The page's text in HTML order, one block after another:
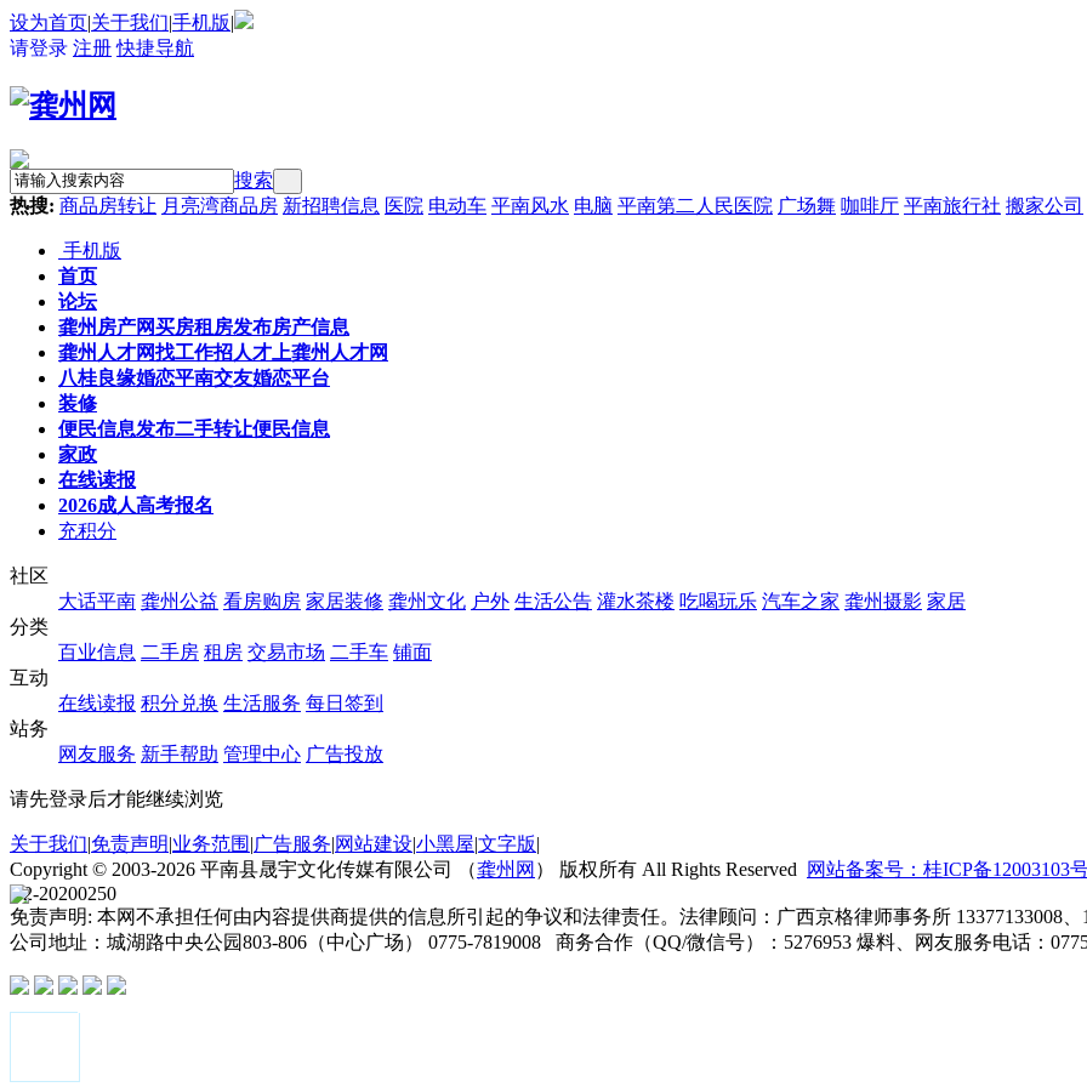
设为首页|关于我们|手机版|
请登录 注册 快捷导航
搜索
热搜: 商品房转让 月亮湾商品房 新招聘信息 医院 电动车 平南风水 电脑 平南第二人民医院 广场舞 咖啡厅 平南旅行社 搬家公司
手机版
首页
论坛
龚州房产网买房租房发布房产信息
龚州人才网找工作招人才上龚州人才网
八桂良缘婚恋平南交友婚恋平台
装修
便民信息发布二手转让便民信息
家政
在线读报
2026成人高考报名
充积分
社区
大话平南 龚州公益 看房购房 家居装修 龚州文化 户外 生活公告 灌水茶楼 吃喝玩乐 汽车之家 龚州摄影 家居
分类
百业信息 二手房 租房 交易市场 二手车 铺面
互动
在线读报 积分兑换 生活服务 每日签到
站务
网友服务 新手帮助 管理中心 广告投放
请先登录后才能继续浏览
关于我们|免责声明|业务范围 |广告服务|网站建设|小黑屋|文字版|
Copyright © 2003-2026 平南县晟宇文化传媒有限公司 （龚州网 ） 版权所有 All Rights Reserved
网站备案号：桂ICP备12003103
B2-20200250
免责声明: 本网不承担任何由内容提供商提供的信息所引起的争议和法律责任。法律顾问：广西京格律师事务所 13377133008、
公司地址：城湖路中央公园803-806（中心广场） 0775-7819008 商务合作（QQ/微信号）：5276953 爆料、网友服务电话：